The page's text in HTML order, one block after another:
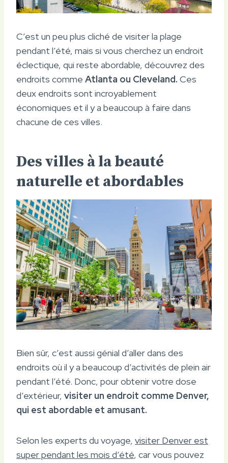
C’est un peu plus cliché de visiter la plage
pendant l’été, mais si vous cherchez un endroit
éclectique, qui reste abordable, découvrez des
endroits comme Atlanta ou Cleveland. Ces
deux endroits sont incroyablement
économiques et il y a beaucoup à faire dans
chacune de ces villes.
Des villes à la beauté
naturelle et abordables
Bien sûr, c’est aussi génial d’aller dans des
endroits où il y a beaucoup d’activités de plein air
pendant l’été. Donc, pour obtenir votre dose
d’extérieur, visiter un endroit comme Denver,
qui est abordable et amusant.
Selon les experts du voyage, visiter Denver est
super pendant les mois d’été, car vous pouvez